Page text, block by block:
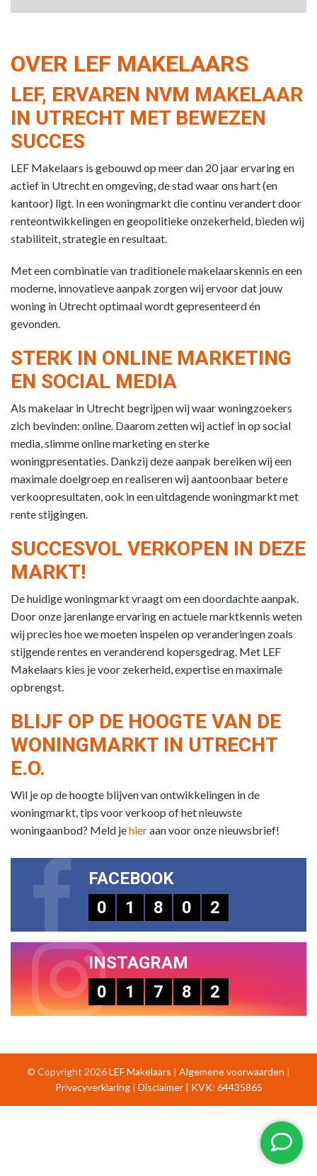
OVER LEF MAKELAARS
LEF, ERVAREN NVM MAKELAAR
IN UTRECHT MET BEWEZEN
SUCCES
LEF Makelaars is gebouwd op meer dan 20 jaar ervaring en
actief in Utrecht en omgeving, de stad waar ons hart (en
kantoor) ligt. In een woningmarkt die continu verandert door
renteontwikkelingen en geopolitieke onzekerheid, bieden wij
stabiliteit, strategie en resultaat.
Met een combinatie van traditionele makelaarskennis en een
moderne, innovatieve aanpak zorgen wij ervoor dat jouw
woning in Utrecht optimaal wordt gepresenteerd én
gevonden.
STERK IN ONLINE MARKETING
EN SOCIAL MEDIA
Als makelaar in Utrecht begrijpen wij waar woningzoekers
zich bevinden: online. Daarom zetten wij actief in op social
media, slimme online marketing en sterke
woningpresentaties. Dankzij deze aanpak bereiken wij een
maximale doelgroep en realiseren wij aantoonbaar betere
verkoopresultaten, ook in een uitdagende woningmarkt met
rente stijgingen.
SUCCESVOL VERKOPEN IN DEZE
MARKT!
De huidige woningmarkt vraagt om een doordachte aanpak.
Door onze jarenlange ervaring en actuele marktkennis weten
wij precies hoe we moeten inspelen op veranderingen zoals
stijgende rentes en veranderend kopersgedrag. Met LEF
Makelaars kies je voor zekerheid, expertise en maximale
opbrengst.
BLIJF OP DE HOOGTE VAN DE
WONINGMARKT IN UTRECHT
E.O.
Wil je op de hoogte blijven van ontwikkelingen in de
woningmarkt, tips voor verkoop of het nieuwste
woningaanbod? Meld jehieraan voor onze nieuwsbrief!
FACEBOOK
0
1 8 0 2
INSTAGRAM
0
1 7 8 2
© Copyright 2026LEF Makelaars | Algemene voorwaarden |
Privacyverklaring| Disclaimer| KVK: 64435865